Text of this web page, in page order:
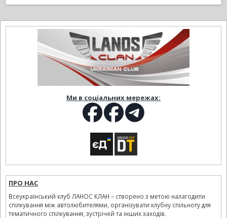
Ми в соціальних мережах:
ПРО НАС
Всеукраїнський клуб ЛАНОС КЛАН – створено з метою налагодити
спілкування між автолюбителями, організувати клубну спільноту для
тематичного спілкування, зустрічей та інших заходів.